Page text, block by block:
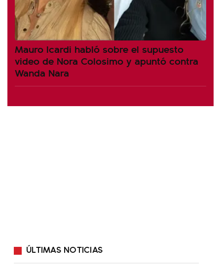
Mauro Icardi habló sobre el supuesto
video de Nora Colosimo y apuntó contra
Wanda Nara
ÚLTIMAS NOTICIAS